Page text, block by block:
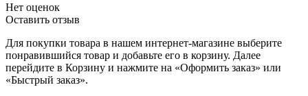
Нет оценок
Оставить отзыв
Для покупки товара в нашем интернет-магазине выберите
понравившийся товар и добавьте его в корзину. Далее
перейдите в Корзину и нажмите на «Оформить заказ» или
«Быстрый заказ».